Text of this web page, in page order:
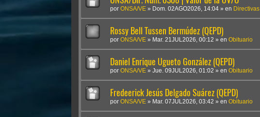
por ONSA/VE » Dom. 02AGO2026, 14:04 » en Directivas
Rossy Bell Tussen Bermúdez (QEPD)
por ONSA/VE » Mar. 21JUL2026, 00:12 » en Obituario
Daniel Enrique Ugueto González (QEPD)
por ONSA/VE » Jue. 09JUL2026, 01:02 » en Obituario
Fredeerick Jesús Delgado Suárez (QEPD)
por ONSA/VE » Mar. 07JUL2026, 03:42 » en Obituario